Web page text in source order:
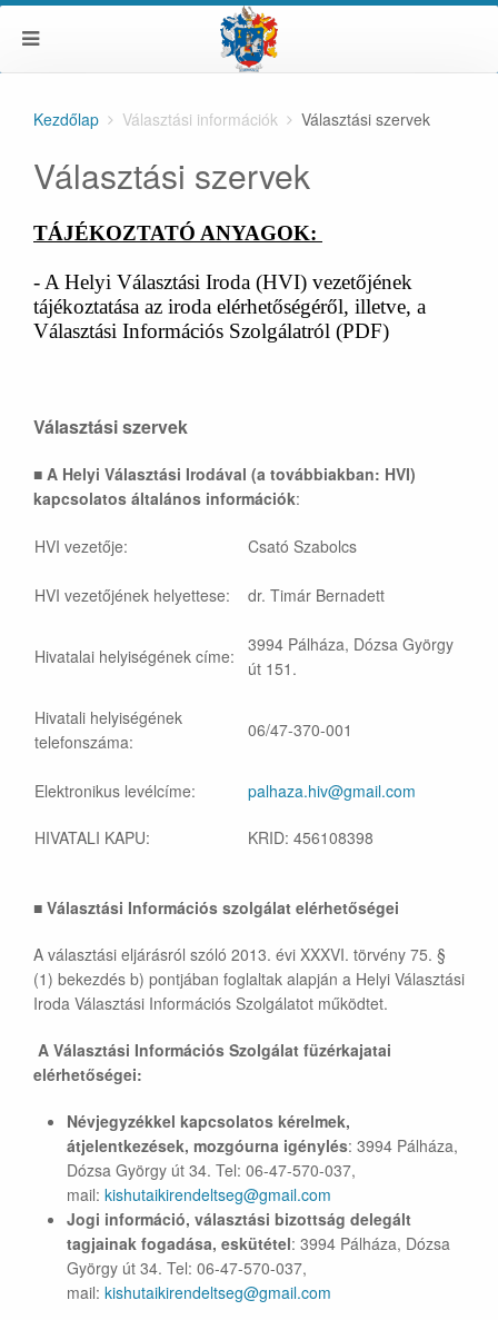
Kezdőlap Választási információk Választási szervek
Választási szervek
TÁJÉKOZTATÓ ANYAGOK:
- A Helyi Választási Iroda (HVI) vezetőjének
tájékoztatása az iroda elérhetőségéről, illetve, a
Választási Információs Szolgálatról (PDF)
Választási szervek
■ A Helyi Választási Irodával (a továbbiakban: HVI)
kapcsolatos általános információk:
HVI vezetője: Csató Szabolcs
HVI vezetőjének helyettese: dr. Timár Bernadett
Hivatalai helyiségének címe:
3994 Pálháza, Dózsa György
út 151.
Hivatali helyiségének
telefonszáma:
06/47-370-001
Elektronikus levélcíme:
HIVATALI KAPU:
palhaza.hiv@gmail.com
KRID: 456108398
■ Választási Információs szolgálat elérhetőségei
A választási eljárásról szóló 2013. évi XXXVI. törvény 75. §
(1) bekezdés b) pontjában foglaltak alapján a Helyi Választási
Iroda Választási Információs Szolgálatot működtet.
A Választási Információs Szolgálat füzérkajatai
elérhetőségei:
Névjegyzékkel kapcsolatos kérelmek,
átjelentkezések, mozgóurna igénylés: 3994 Pálháza,
Dózsa György út 34. Tel: 06-47-570-037,
mail: kishutaikirendeltseg@gmail.com
Jogi információ, választási bizottság delegált
tagjainak fogadása, eskütétel: 3994 Pálháza, Dózsa
György út 34. Tel: 06-47-570-037,
mail: kishutaikirendeltseg@gmail.com